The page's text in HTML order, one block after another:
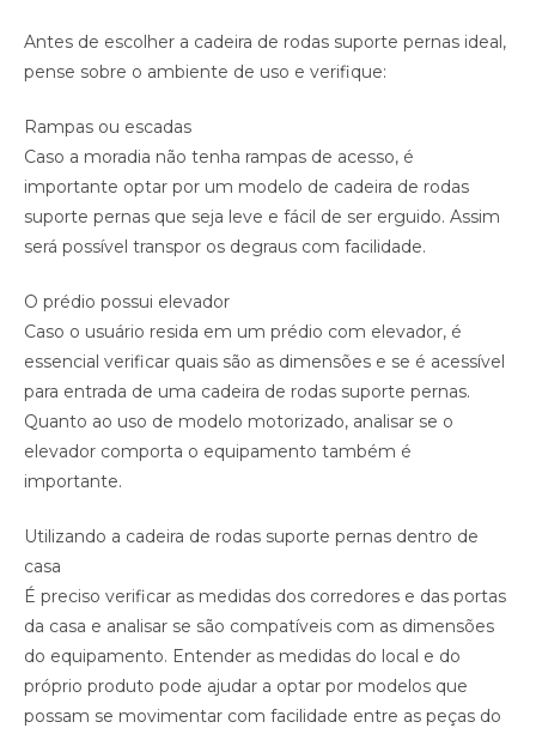
Antes de escolher a cadeira de rodas suporte pernas ideal,
pense sobre o ambiente de uso e verifique:
Rampas ou escadas
Caso a moradia não tenha rampas de acesso, é
importante optar por um modelo de cadeira de rodas
suporte pernas que seja leve e fácil de ser erguido. Assim
será possível transpor os degraus com facilidade.
O prédio possui elevador
Caso o usuário resida em um prédio com elevador, é
essencial verificar quais são as dimensões e se é acessível
para entrada de uma cadeira de rodas suporte pernas.
Quanto ao uso de modelo motorizado, analisar se o
elevador comporta o equipamento também é
importante.
Utilizando a cadeira de rodas suporte pernas dentro de
casa
É preciso verificar as medidas dos corredores e das portas
da casa e analisar se são compatíveis com as dimensões
do equipamento. Entender as medidas do local e do
próprio produto pode ajudar a optar por modelos que
possam se movimentar com facilidade entre as peças do